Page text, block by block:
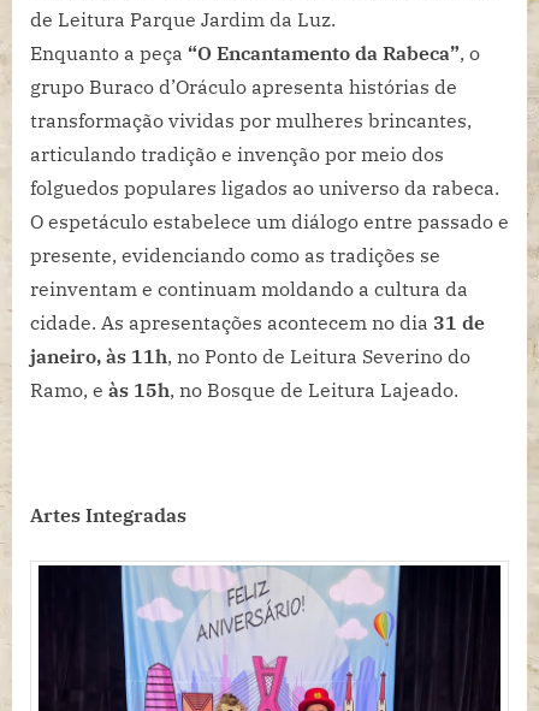
de Leitura Parque Jardim da Luz.
Enquanto a peça “O Encantamento da Rabeca”, o
grupo Buraco d’Oráculo apresenta histórias de
transformação vividas por mulheres brincantes,
articulando tradição e invenção por meio dos
folguedos populares ligados ao universo da rabeca.
O espetáculo estabelece um diálogo entre passado e
presente, evidenciando como as tradições se
reinventam e continuam moldando a cultura da
cidade. As apresentações acontecem no dia 31 de
janeiro, às 11h, no Ponto de Leitura Severino do
Ramo, e às 15h, no Bosque de Leitura Lajeado.
Artes Integradas